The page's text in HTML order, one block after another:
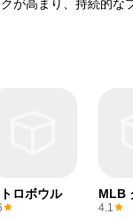
が高まり、持続的な
ロボウル
MLB
ヒッ
4.1